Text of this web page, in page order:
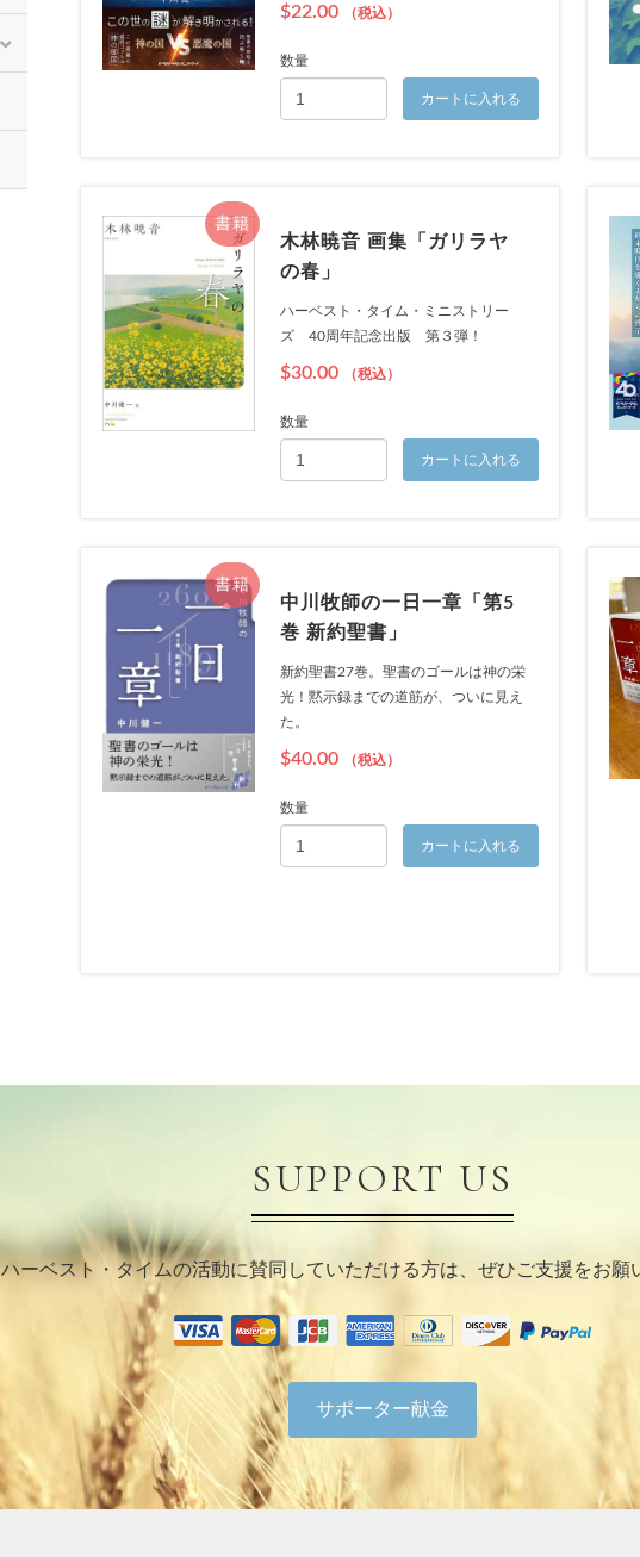
$22.00 （税込）
数量
カートに入れる
書籍
木林暁音 画集「ガリラヤ
の春」
ハーベスト・タイム・ミニストリー
ズ 40周年記念出版 第３弾！
$30.00 （税込）
数量
カートに入れる
書籍
中川牧師の一日一章「第5
巻 新約聖書」
新約聖書27巻。聖書のゴールは神の栄
光！黙示録までの道筋が、ついに見え
た。
$40.00 （税込）
数量
カートに入れる
お買い物を続ける カートへ進む
SUPPORT US
ハーベスト・タイムの活動に賛同していただける方は、ぜひご支援をお願
サポーター献金